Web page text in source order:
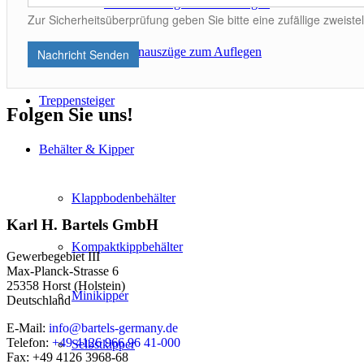
Palettenauszüge zum Auflegen
Treppensteiger
Behälter & Kipper
Klappbodenbehälter
Kompaktkippbehälter
Minikipper
Selbstkipper
Zur Sicherheitsüberprüfung geben Sie bitte eine zufällige
Nachricht Senden
Folgen Sie uns!
Karl H. Bartels GmbH
Gewerbegebiet III
Max-Planck-Strasse 6
25358 Horst (Holstein)
Deutschland
E-Mail: info@bartels-germany.de
Telefon: +49 4126 966 96 41-000
Fax: +49 4126 3968-68